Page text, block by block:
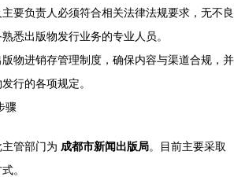
主要负责人必须符合相关法律法规要求，无不良
悉出版物发行业务的专业人员。
版物进销存管理制度，确保内容与渠道合规，并
行的各项规定。
骤
管部门为 成都市新闻出版局。目前主要采取
。